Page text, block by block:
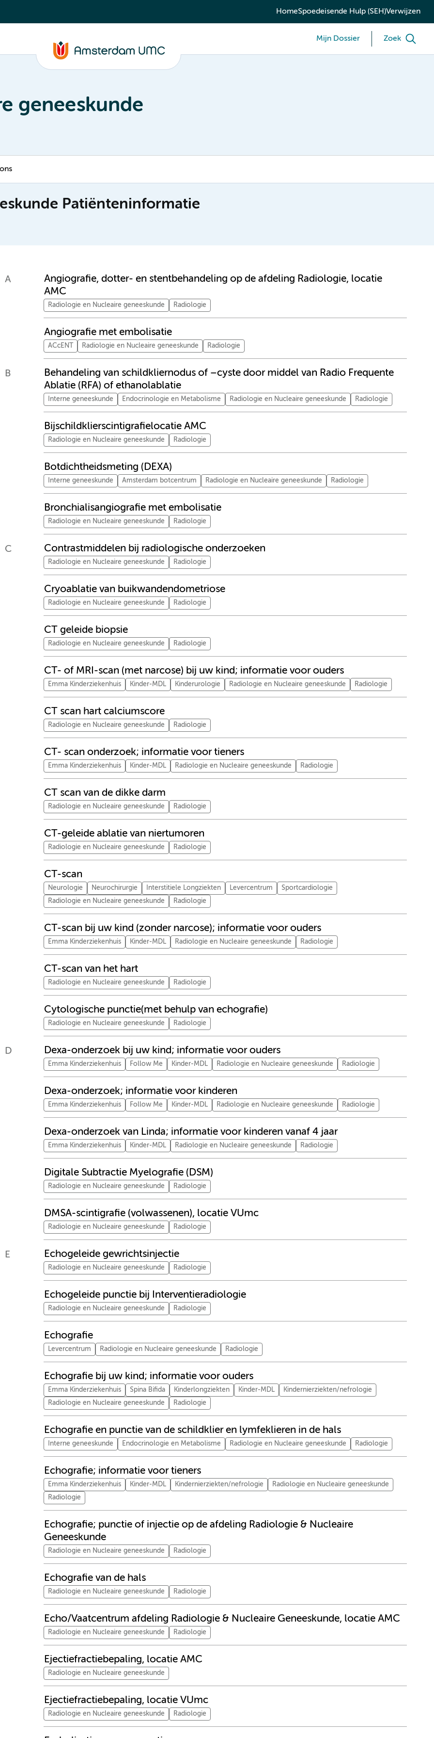
HomeSpoedeisende Hulp (SEH)Verwijzen
Mijn Dossier Zoek
geneeskunde
Patiënteninformatie
A
Angiografie, dotter- en stentbehandeling op de afdeling Radiologie, locatie
AMC
Radiologie en Nucleaire geneeskunde Radiologie
Angiografie met embolisatie
ACcENT Radiologie en Nucleaire geneeskunde Radiologie
B
Behandeling van schildkliernodus of –cyste door middel van Radio Frequente
Ablatie (RFA) of ethanolablatie
Interne geneeskunde Endocrinologie en Metabolisme Radiologie en Nucleaire geneeskunde Radiologie
Bijschildklierscintigrafielocatie AMC
Radiologie en Nucleaire geneeskunde Radiologie
Botdichtheidsmeting (DEXA)
Interne geneeskunde Amsterdam botcentrum Radiologie en Nucleaire geneeskunde Radiologie
Bronchialisangiografie met embolisatie
Radiologie en Nucleaire geneeskunde Radiologie
C Contrastmiddelen bij radiologische onderzoeken
Radiologie en Nucleaire geneeskunde Radiologie
Cryoablatie van buikwandendometriose
Radiologie en Nucleaire geneeskunde Radiologie
CT geleide biopsie
Radiologie en Nucleaire geneeskunde Radiologie
CT- of MRI-scan (met narcose) bij uw kind; informatie voor ouders
Emma Kinderziekenhuis Kinder-MDL Kinderurologie Radiologie en Nucleaire geneeskunde Radiologie
CT scan hart calciumscore
Radiologie en Nucleaire geneeskunde Radiologie
CT- scan onderzoek; informatie voor tieners
Emma Kinderziekenhuis Kinder-MDL Radiologie en Nucleaire geneeskunde Radiologie
CT scan van de dikke darm
Radiologie en Nucleaire geneeskunde Radiologie
CT-geleide ablatie van niertumoren
Radiologie en Nucleaire geneeskunde Radiologie
CT-scan
Neurologie Neurochirurgie Interstitiele Longziekten Levercentrum
Sportcardiologie
Radiologie en Nucleaire geneeskunde
Radiologie
CT-scan bij uw kind (zonder narcose); informatie voor ouders
Emma Kinderziekenhuis Kinder-MDL Radiologie en Nucleaire geneeskunde Radiologie
CT-scan van het hart
Radiologie en Nucleaire geneeskunde Radiologie
Cytologische punctie(met behulp van echografie)
Radiologie en Nucleaire geneeskunde Radiologie
D Dexa-onderzoek bij uw kind; informatie voor ouders
Emma Kinderziekenhuis Follow Me Kinder-MDL Radiologie en Nucleaire geneeskunde Radiologie
Dexa-onderzoek; informatie voor kinderen
Emma Kinderziekenhuis Follow Me Kinder-MDL Radiologie en Nucleaire geneeskunde Radiologie
Dexa-onderzoek van Linda; informatie voor kinderen vanaf 4 jaar
Emma Kinderziekenhuis Kinder-MDL Radiologie en Nucleaire geneeskunde Radiologie
Digitale Subtractie Myelografie (DSM)
Radiologie en Nucleaire geneeskunde Radiologie
DMSA-scintigrafie (volwassenen), locatie VUmc
Radiologie en Nucleaire geneeskunde Radiologie
E Echogeleide gewrichtsinjectie
Radiologie en Nucleaire geneeskunde Radiologie
Echogeleide punctie bij Interventieradiologie
Radiologie en Nucleaire geneeskunde Radiologie
Echografie
Levercentrum Radiologie en Nucleaire geneeskunde Radiologie
Echografie bij uw kind; informatie voor ouders
Emma Kinderziekenhuis Spina Bifida Kinderlongziekten Kinder-MDL
Kindernierziekten/nefrologie
Radiologie en Nucleaire geneeskunde
Radiologie
Echografie en punctie van de schildklier en lymfeklieren in de hals
Interne geneeskunde Endocrinologie en Metabolisme Radiologie en Nucleaire geneeskunde Radiologie
Echografie; informatie voor tieners
Emma Kinderziekenhuis Kinder-MDL Kindernierziekten/nefrologie
Radiologie en Nucleaire geneeskunde
Radiologie
Echografie; punctie of injectie op de afdeling Radiologie & Nucleaire
Geneeskunde
Radiologie en Nucleaire geneeskunde Radiologie
Echografie van de hals
Radiologie en Nucleaire geneeskunde Radiologie
Echo/Vaatcentrum afdeling Radiologie & Nucleaire Geneeskunde, locatie AMC
Radiologie en Nucleaire geneeskunde Radiologie
Ejectiefractiebepaling, locatie AMC
Radiologie en Nucleaire geneeskunde
Ejectiefractiebepaling, locatie VUmc
Radiologie en Nucleaire geneeskunde Radiologie